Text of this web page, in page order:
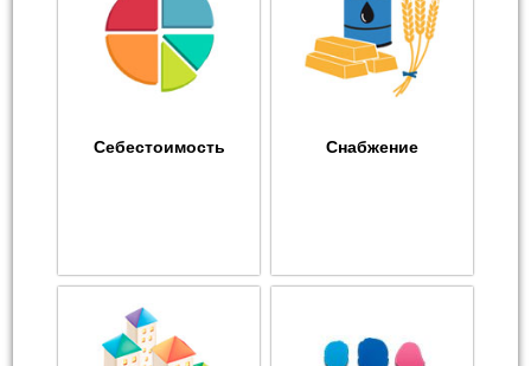
Себестоимость Снабжение